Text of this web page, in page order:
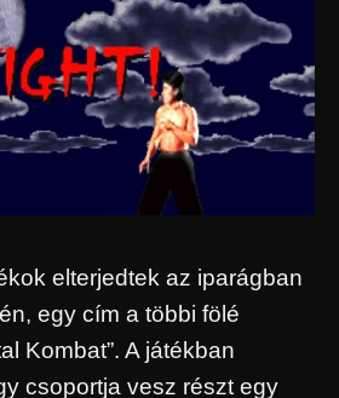
elterjedtek az iparágban
egy cím a többi fölé
Kombat”. A játékban
csoportja vesz részt egy